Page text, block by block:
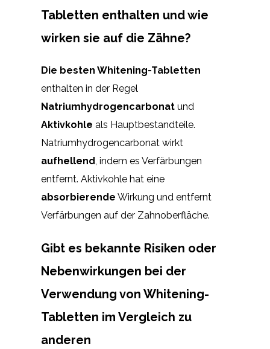
Tabletten enthalten und wie
wirken sie auf die Zähne?
Die besten Whitening-Tabletten
enthalten in der Regel
Natriumhydrogencarbonat und
Aktivkohle als Hauptbestandteile.
Natriumhydrogencarbonat wirkt
aufhellend, indem es Verfärbungen
entfernt. Aktivkohle hat eine
absorbierende Wirkung und entfernt
Verfärbungen auf der Zahnoberfläche.
Gibt es bekannte Risiken oder
Nebenwirkungen bei der
Verwendung von Whitening-
Tabletten im Vergleich zu
anderen